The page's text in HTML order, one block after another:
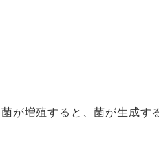
が増殖すると、菌が生成す